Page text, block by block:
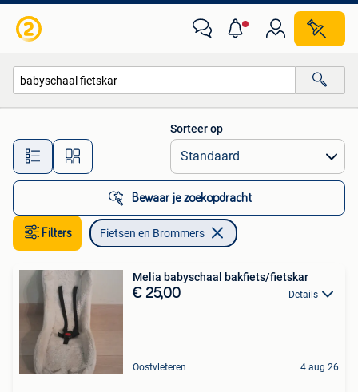
Alle afstanden…
Sorteer op
Bewaar je zoekopdracht
Filters Fietsen en Brommers
Melia babyschaal bakfiets/fietskar
€ 25,00 Details
Oostvleteren 4 aug 26